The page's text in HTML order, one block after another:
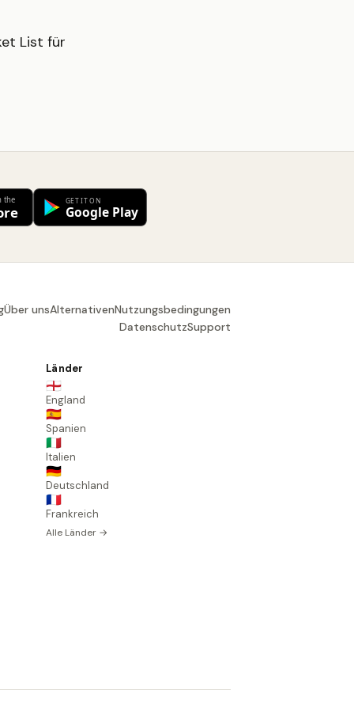
List für
Über unsAlternativenNutzungsbedingungen
DatenschutzSupport
Länder
🏴󠁧󠁢󠁥󠁮󠁧󠁿
England
🇪🇸
Spanien
🇮🇹
Italien
🇩🇪
Deutschland
🇫🇷
Frankreich
Alle Länder →